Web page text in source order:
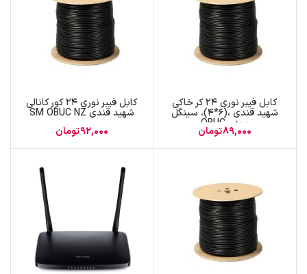
کابل فیبر نوری ۲۴ کر خاکی
شهید قندی ،(۶*۴)، سینگل
مود ، OBUC
89,000تومان
کابل فیبر نوری 24 کور کانالی
شهید قندی SM OBUC NZ
92,000تومان